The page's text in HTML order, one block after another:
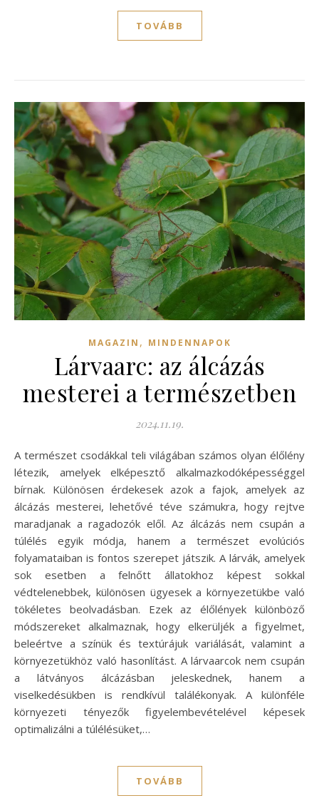
TOVÁBB
MAGAZIN , MINDENNAPOK
Lárvaarc: az álcázás
mesterei a természetben
2024.11.19.
A természet csodákkal teli világában számos olyan élőlény
létezik, amelyek elképesztő alkalmazkodóképességgel
bírnak. Különösen érdekesek azok a fajok, amelyek az
álcázás mesterei, lehetővé téve számukra, hogy rejtve
maradjanak a ragadozók elől. Az álcázás nem csupán a
túlélés egyik módja, hanem a természet evolúciós
folyamataiban is fontos szerepet játszik. A lárvák, amelyek
sok esetben a felnőtt állatokhoz képest sokkal
védtelenebbek, különösen ügyesek a környezetükbe való
tökéletes beolvadásban. Ezek az élőlények különböző
módszereket alkalmaznak, hogy elkerüljék a figyelmet,
beleértve a színük és textúrájuk variálását, valamint a
környezetükhöz való hasonlítást. A lárvaarcok nem csupán
a látványos álcázásban jeleskednek, hanem a
viselkedésükben is rendkívül találékonyak. A különféle
környezeti tényezők figyelembevételével képesek
optimalizálni a túlélésüket,…
TOVÁBB